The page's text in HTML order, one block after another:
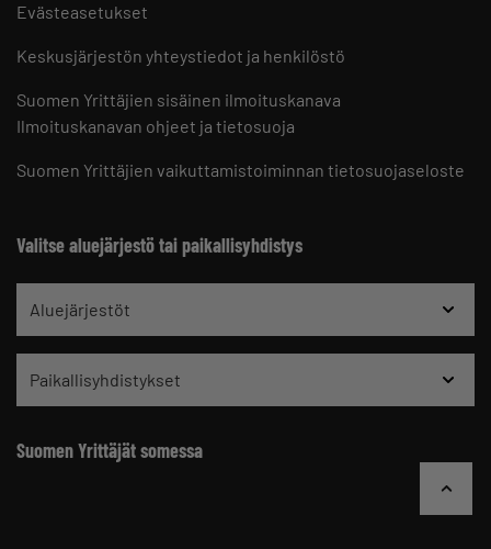
Evästeasetukset
Keskusjärjestön yhteystiedot ja henkilöstö
Suomen Yrittäjien sisäinen ilmoituskanava
Ilmoituskanavan ohjeet ja tietosuoja
Suomen Yrittäjien vaikuttamistoiminnan tietosuojaseloste
Valitse aluejärjestö tai paikallisyhdistys
Aluejärjestöt
Paikallisyhdistykset
Suomen Yrittäjät somessa